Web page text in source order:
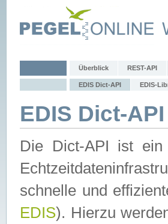
Überblick REST-API
EDIS Dict-API EDIS-
EDIS Dict-
Die Dict-API ist ein
schnelle und
EDIS). Hierzu